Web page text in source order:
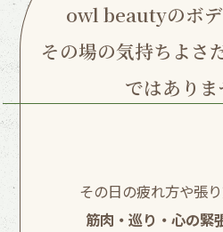
owl beautyのボデ
その場の気持ちよさ
ではありま
その日の疲れ方や張り
筋肉・巡り・心の緊